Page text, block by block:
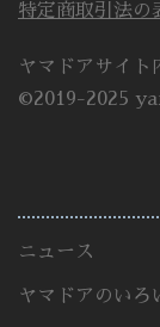
特定商取引法の
ヤマドアサイト
©2019-2025
ニュース
ヤマドアのいろ